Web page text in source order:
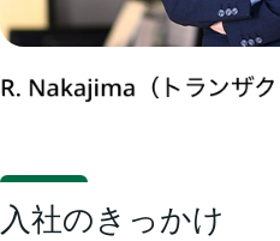
入社のきっかけ